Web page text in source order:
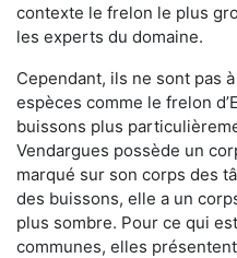
contexte le frelon le plus
les experts du domaine.
Cependant, ils ne sont pas
espèces comme le frelon
buissons plus
Vendargues possède un
marqué sur son corps des
des buissons, elle a un
plus sombre. Pour ce qui
communes, elles